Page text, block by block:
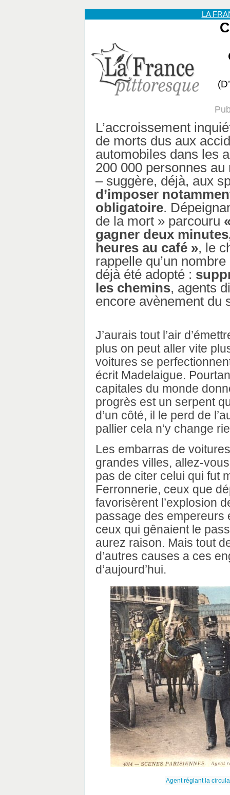
LA
L’accroissement
de morts dus aux
automobiles dans les
200 000 personnes
– suggère, déjà, aux
d’imposer
obligatoire.
de la mort » parcouru
gagner deux
heures au café », le
rappelle qu’un
déjà été adopté :
les chemins, agents
encore avènement du
J’aurais tout l’air
plus on peut aller vite
voitures se
écrit Madelaigue.
capitales du monde
progrès est un serpent
d’un côté, il le perd de
pallier cela n’y change
Les embarras de
grandes villes, allez-
pas de citer celui qui fut
Ferronnerie, ceux que
favorisèrent l’explosion
passage des empereurs
ceux qui gênaient le
aurez raison. Mais tout
d’autres causes a ces
d’aujourd’hui.
Agent réglant la